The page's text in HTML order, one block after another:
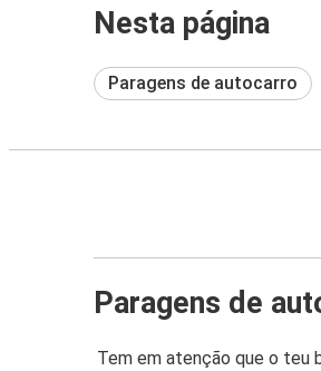
Nesta página
Paragens de autocarro
Paragens de
Tem em atenção que o teu